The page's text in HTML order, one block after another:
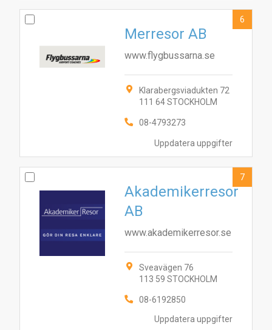
Uppdatera uppgifter
Merresor AB
www.flygbussarna.se
Klarabergsviadukten 72
111 64 STOCKHOLM
08-4793273
6
Uppdatera uppgifter
Akademikerresor
AB
www.akademikerresor.se
Sveavägen 76
113 59 STOCKHOLM
08-6192850
7